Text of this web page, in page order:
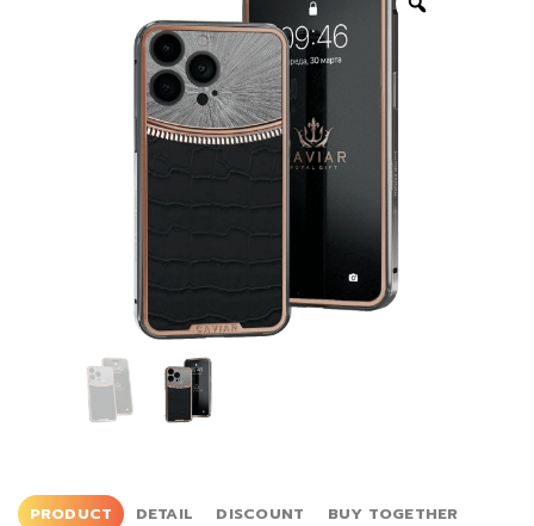
PRODUCT DETAIL DISCOUNT BUY TOGETHER